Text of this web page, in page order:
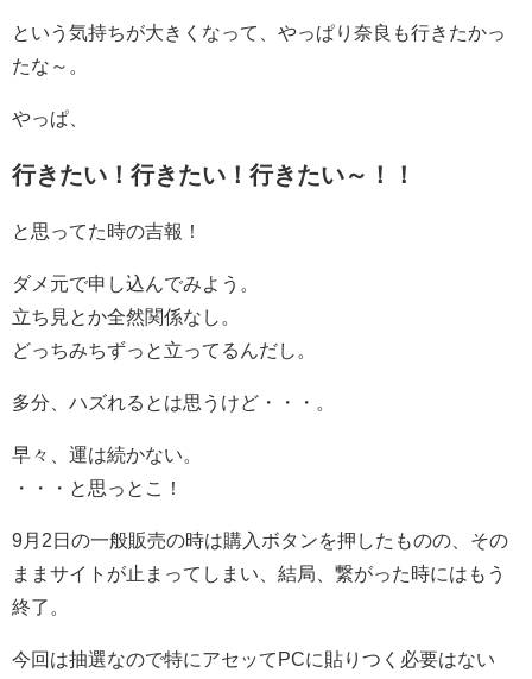
という気持ちが大きくなって、やっぱり奈良も行きたかっ
たな～。
やっぱ、
行きたい！行きたい！行きたい～！！
と思ってた時の吉報！
ダメ元で申し込んでみよう。
立ち見とか全然関係なし。
どっちみちずっと立ってるんだし。
多分、ハズれるとは思うけど・・・。
早々、運は続かない。
・・・と思っとこ！
9月2日の一般販売の時は購入ボタンを押したものの、その
ままサイトが止まってしまい、結局、繋がった時にはもう
終了。
今回は抽選なので特にアセッてPCに貼りつく必要はない